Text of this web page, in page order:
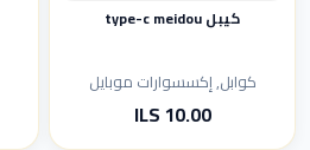
كيبل type-c meidou
كوابل, إكسسوارات موبايل
10.00 ILS